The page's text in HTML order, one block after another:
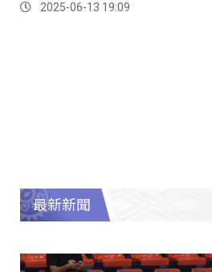
2025-06-13 19:09
最新新聞